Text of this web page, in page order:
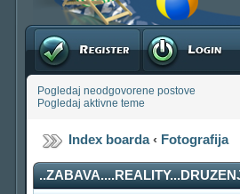
Registruj se Prijavite se
Pogledaj neodgovorene postove
Pogledaj aktivne teme
Index boarda‹ Fotografija